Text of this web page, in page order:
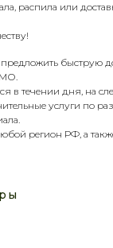
распила или
быструю
МО.
в течении дня, на
услуги по
регион РФ, а